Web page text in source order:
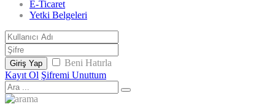
E-Ticaret
Yetki Belgeleri
Giriş Yap
Beni Hatırla
Kayıt Ol Şifremi Unuttum